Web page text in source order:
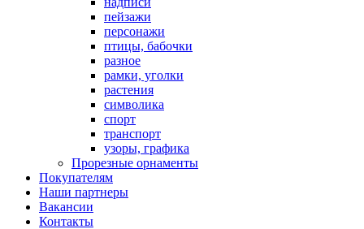
пейзажи
персонажи
птицы, бабочки
разное
рамки, уголки
растения
символика
спорт
транспорт
узоры, графика
Прорезные орнаменты
Покупателям
Наши партнеры
Вакансии
Контакты